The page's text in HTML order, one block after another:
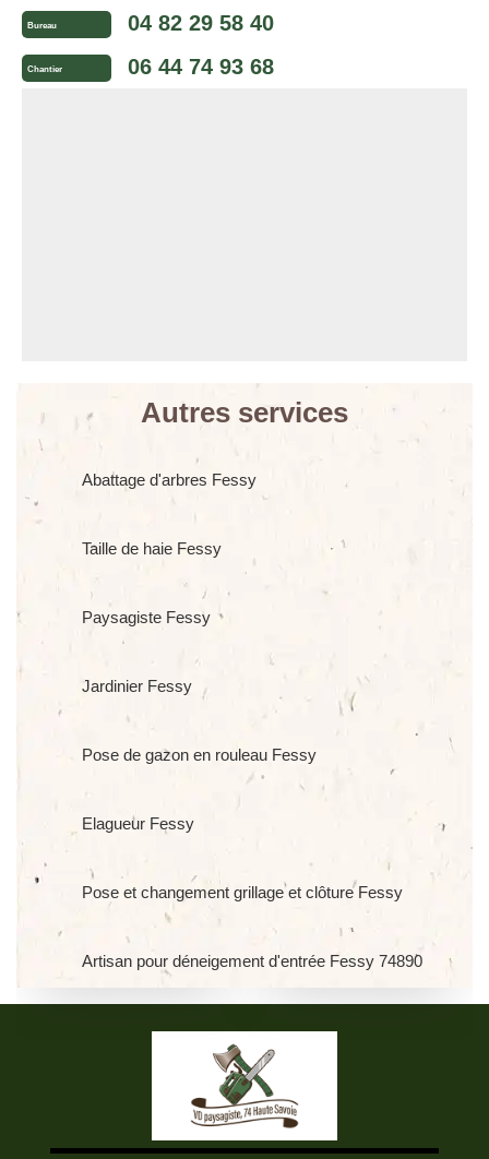
Bureau 04 82 29 58 40
Chantier 06 44 74 93 68
Autres services
Abattage d'arbres Fessy
Taille de haie Fessy
Paysagiste Fessy
Jardinier Fessy
Pose de gazon en rouleau Fessy
Elagueur Fessy
Pose et changement grillage et clôture Fessy
Artisan pour déneigement d'entrée Fessy 74890